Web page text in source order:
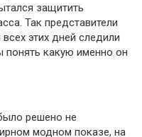
защитить
Так представители
этих дней следили
какую именно он
решено не
модном показе, на